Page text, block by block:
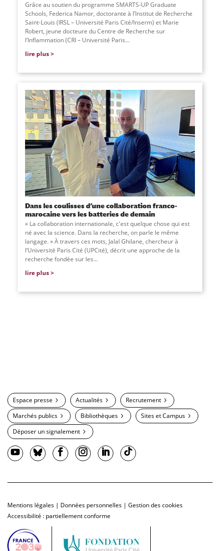
Grâce au soutien du programme SMARTS-UP Graduate
Schools, Federica Namor, doctorante à l’Institut de Recherche
Saint-Louis (IRSL – Université Paris Cité/Inserm) et Marie
Robert, jeune docteure du Centre de Recherche sur
l’Inflammation (CRI – Université Paris...
lire plus
Dans les coulisses d’une collaboration franco-
marocaine vers les batteries de demain
« La collaboration internationale, c'est quelque chose qui est
né avec la science. Dans la recherche, on parle le même
langage. » À travers ces mots, Jalal Ghilane, chercheur à
l’Université Paris Cité (UPCité), décrit une approche de la
recherche fondée sur les...
lire plus
Espace presse Actualités
Recrutement
Marchés publics
Bibliothèques
Sites et Campus
Déposer un signalement
Mentions légales | Données personnelles | Gestion des cookies
Accessibilité : partiellement conforme